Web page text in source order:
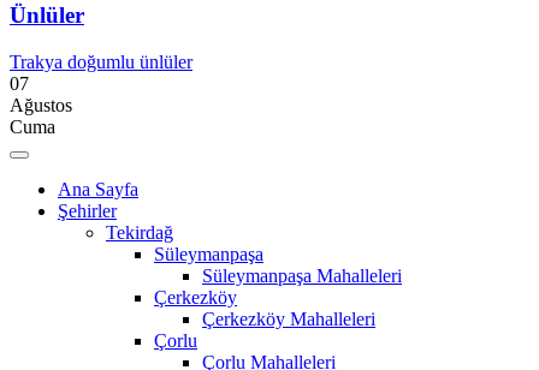
Ünlüler
Trakya doğumlu ünlüler
07
Ağustos
Cuma
Ana Sayfa
Şehirler
Tekirdağ
Süleymanpaşa
Süleymanpaşa Mahalleleri
Çerkezköy
Çerkezköy Mahalleleri
Çorlu
Çorlu Mahalleleri